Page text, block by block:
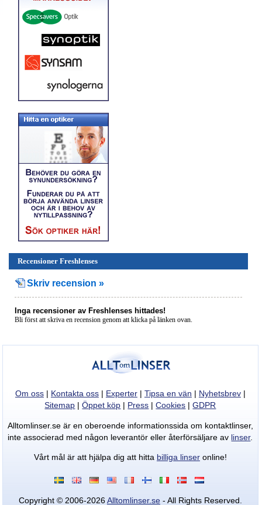
Recensioner Freshlenses
Skriv recension »
Inga recensioner av Freshlenses hittades!
Bli först att skriva en recension genom att klicka på länken ovan.
här!Om oss| Kontakta oss| Experter| Tipsa en vän | Nyhetsbrev|
Sitemap |Öppet köp | Press |Cookies |GDPR
Alltomlinser.se är en oberoende informationssida om kontaktlinser,
inte associerad med någon leverantör eller återförsäljare av linser.
Vårt mål är att hjälpa dig att hitta billiga linseronline!
Copyright © 2006-2026Alltomlinser.se- All Rights Reserved.